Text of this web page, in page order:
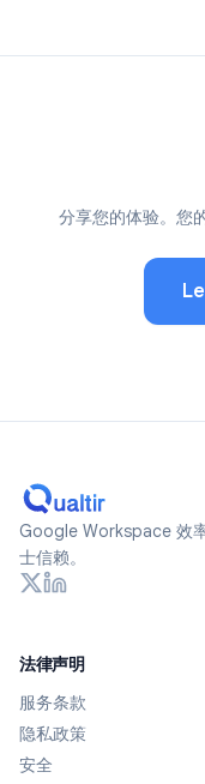
Chrome Web
这绝对是我见过的
Chrome Web
它让Gmail用起来更
对隐私的保护。
我强烈推荐GPT
人，这个扩展真的改
流。它非常实用，
分享您的体验。您
Google Workspace 效
士信赖。
法律声明
服务条款
隐私政策
安全